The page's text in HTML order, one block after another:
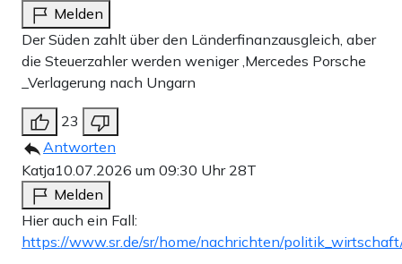
Melden
Der Süden zahlt über den Länderfinanzausgleich, aber
die Steuerzahler werden weniger ,Mercedes Porsche
_Verlagerung nach Ungarn
23
Antworten
Katja10.07.2026 um 09:30 Uhr 28T
Melden
Hier auch ein Fall:
https://www.sr.de/sr/home/nachrichten/